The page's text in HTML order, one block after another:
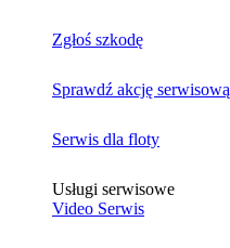
Zgłoś szkodę
Sprawdź akcję serwisową
Serwis dla floty
Usługi serwisowe
Video Serwis